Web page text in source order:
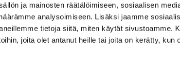
ja mainosten räätälöimiseen, sosiaalisen
analysoimiseen. Lisäksi jaamme
tietoja siitä, miten käytät sivustoamme.
joita olet antanut heille tai joita on kerätty, kun
PE 11-17
SÄHKÖPOSTI
sisustusilo@sisustusilo.fi